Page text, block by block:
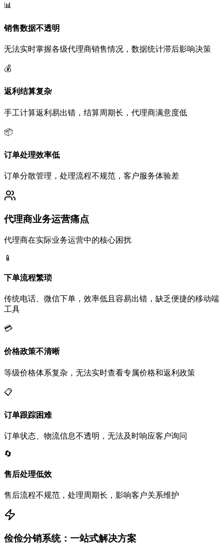
📊
销售数据不透明
无法实时掌握各级代理商销售情况，数据统计滞后影响决策
💰
返利结算复杂
手工计算返利易出错，结算周期长，代理商满意度低
📦
订单处理效率低
订单分散管理，处理流程不规范，客户服务体验差
代理商业务运营痛点
代理商在实际业务运营中的核心困扰
📱
下单流程繁琐
传统电话、微信下单，效率低且容易出错，缺乏便捷的移动端
工具
💳
价格政策不清晰
等级价格体系复杂，无法实时查看专属价格和返利政策
📋
订单跟踪困难
订单状态、物流信息不透明，无法及时响应客户询问
🔄
售后处理低效
售后流程不规范，处理周期长，影响客户关系维护
俭俭分销系统：一站式解决方案